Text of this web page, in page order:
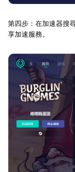
第四步：在加速器搜
享加速服務。